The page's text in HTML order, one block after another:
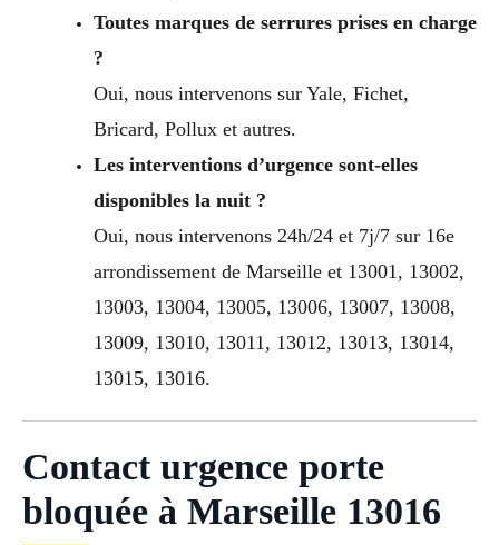
Toutes marques de serrures prises en charge
?
Oui, nous intervenons sur Yale, Fichet,
Bricard, Pollux et autres.
Les interventions d’urgence sont-elles
disponibles la nuit ?
Oui, nous intervenons 24h/24 et 7j/7 sur 16e
arrondissement de Marseille et 13001, 13002,
13003, 13004, 13005, 13006, 13007, 13008,
13009, 13010, 13011, 13012, 13013, 13014,
13015, 13016.
Contact urgence porte
bloquée à Marseille 13016